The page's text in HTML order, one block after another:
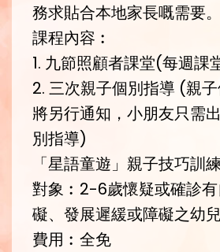
務求貼合本地家長嘅需要。
課程內容︰
1. 九節照顧者課堂(每週課
2. 三次親子個別指導 (親
將另行通知，小朋友只需
別指導)
「星語童遊」親子技巧訓
對象︰2-6歲懷疑或確診
礙、發展遲緩或障礙之幼
費用︰全免